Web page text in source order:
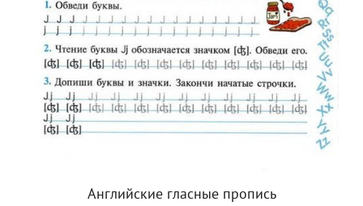
Английские гласные пропись